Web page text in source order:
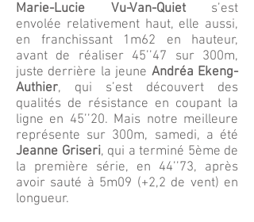
Marie-Lucie Vu-Van-Quiets’est
envolée relativement haut, elle aussi,
en franchissant 1m62 en hauteur,
avant de réaliser 45’’47 sur 300m,
juste derrière la jeune Andréa Ekeng-
Authier, qui s’est découvert des
qualités de résistance en coupant la
ligne en 45’’20. Mais notre meilleure
représente sur 300m, samedi, a été
Jeanne Griseri, qui a terminé 5ème de
la première série, en 44’’73, après
avoir sauté à 5m09 (+2,2 de vent) en
longueur.